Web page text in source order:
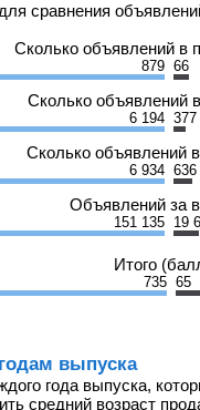
сравнения
Сколько объявлений в
879 66
Сколько объявлений
6 194 377
Сколько объявлений
6 934 636
Объявлений за
151 135 19
Итого
735 65
выпуска
года выпуска,
средний возраст